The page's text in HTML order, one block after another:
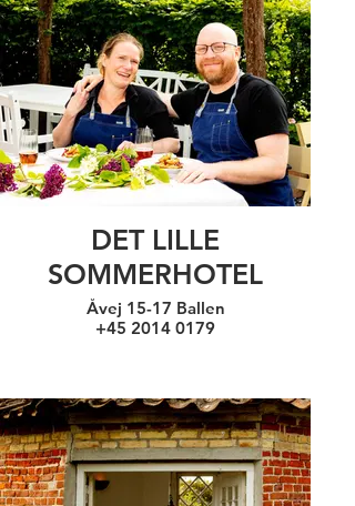
DET LILLE
SOMMERHOTEL
Åvej 15-17 Ballen
+45 2014 0179